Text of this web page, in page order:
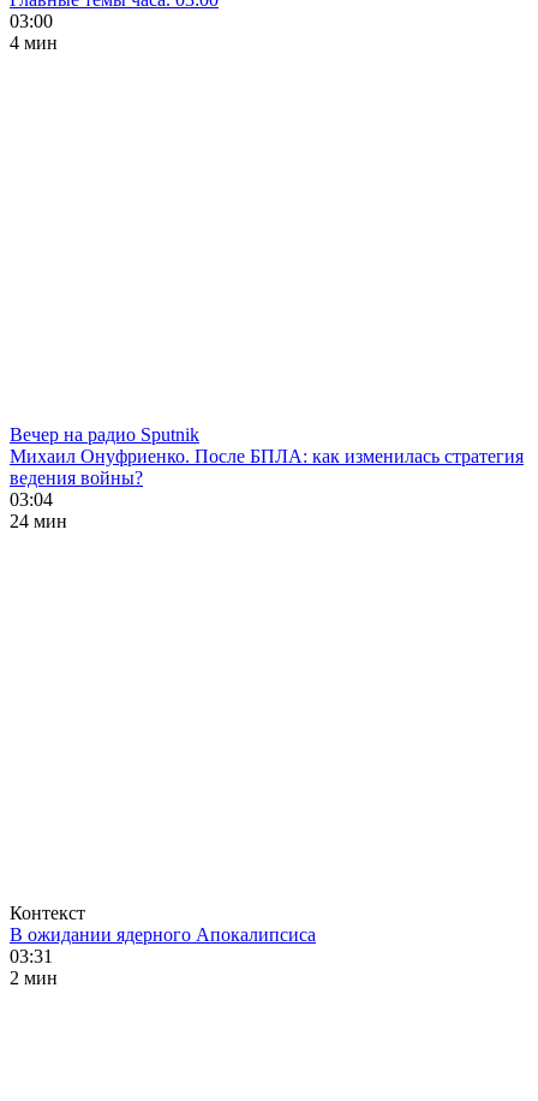
03:00
4 мин
Вечер на радио Sputnik
Михаил Онуфриенко. После БПЛА: как изменилась стратегия
ведения войны?
03:04
24 мин
Контекст
В ожидании ядерного Апокалипсиса
03:31
2 мин